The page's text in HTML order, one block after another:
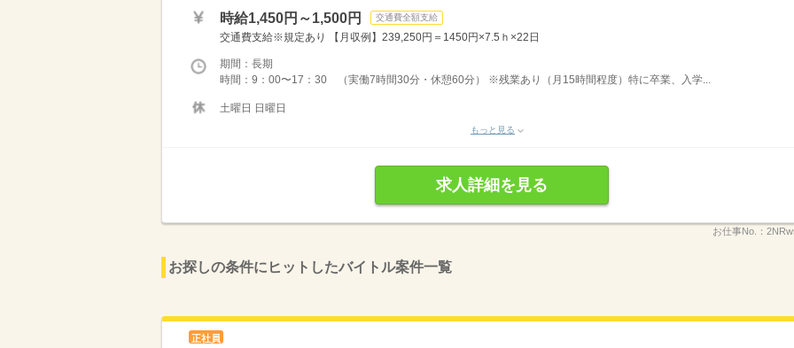
時給1,450円～1,500円 交通費全額支給
交通費支給※規定あり 【月収例】239,250円＝1450円×7.5ｈ×22日
期間：長期
時間：9：00〜17：30 （実働7時間30分・休憩60分） ※残業あり（月15時間程度）特に卒業、入学...
土曜日 日曜日
もっと見る
求人詳細を見る
お仕事No.：
お探しの条件にヒットしたバイトル案件一覧
正社員